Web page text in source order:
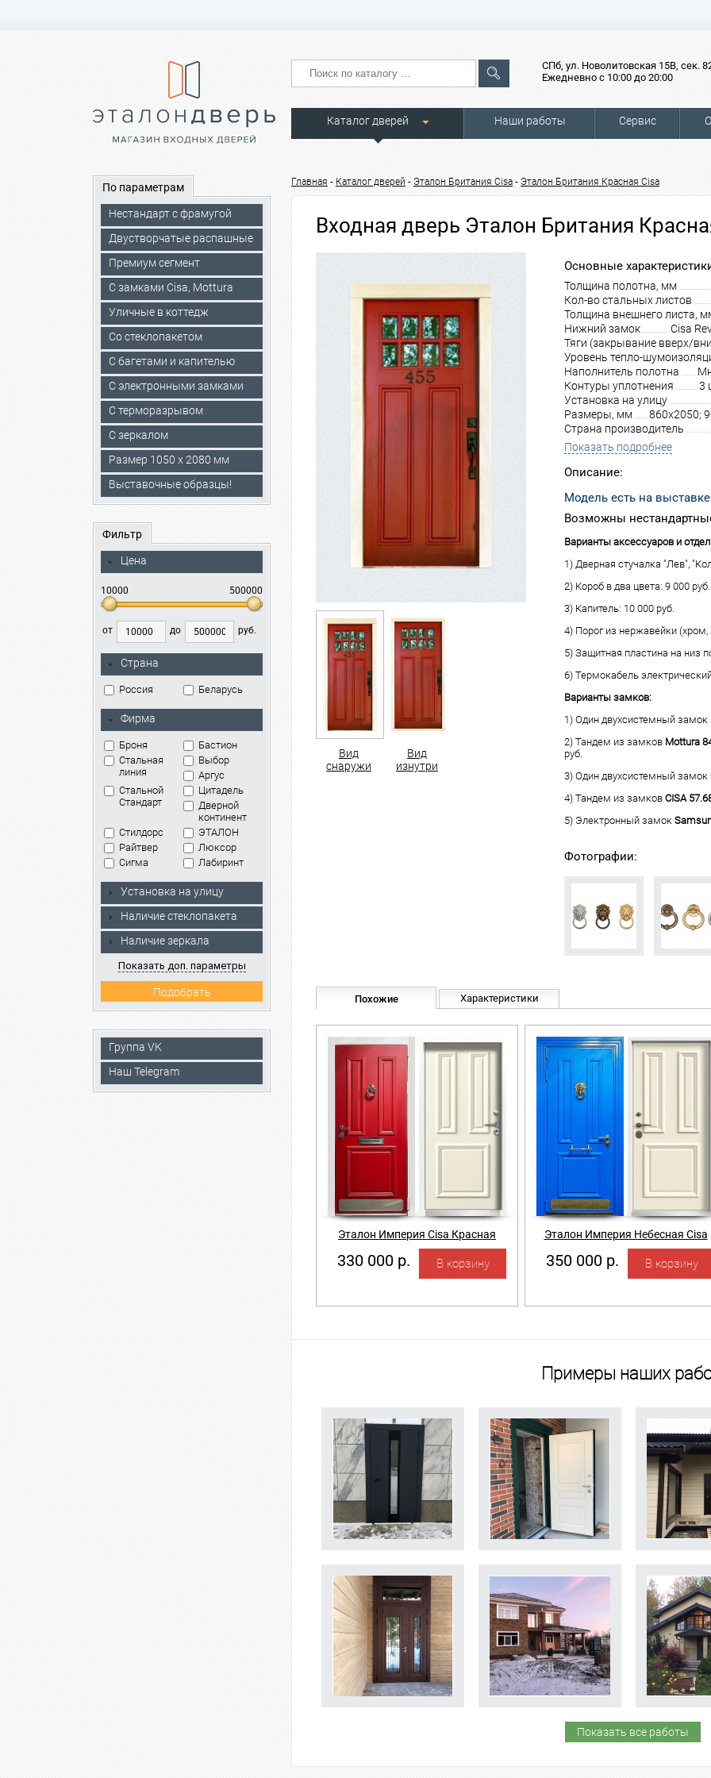
СПб, ул. Новолитовская 15В, сек.
Ежедневно с 10:00 до 20:00
Каталог дверей Наши работы Сервис
По параметрам
Нестандарт с фрамугой
Двустворчатые распашные
Премиум сегмент
C замками Cisa, Mottura
Уличные в коттедж
Со стеклопакетом
С багетами и капителью
C электронными замками
С терморазрывом
С зеркалом
Размер 1050 х 2080 мм
Выставочные образцы!
Фильтр
Цена
10000 500000
от до руб.
Страна
Россия Беларусь
Фирма
Броня
Бастион
Стальная
линия
Выбор
Аргус
Стальной
Стандарт
Цитадель
Дверной
континент
Стилдорс
ЭТАЛОН
Райтвер
Люксор
Сигма
Лабиринт
Установка на улицу
Наличие стеклопакета
Наличие зеркала
Показать доп. параметры
Группа VK
Наш Telegram
Главная - Каталог дверей - Эталон Британия Cisa - Эталон Британия Красная Cisa
Входная дверь Эталон Британия
Вид
снаружи
Вид
изнутри
Основные
Толщина полотна, мм
Кол-во стальных листов
Толщина внешнего листа,
Нижний замок
Cisa
Тяги (закрывание вверх/
Уровень тепло-
Наполнитель полотна
Контуры уплотнения
3
Установка на улицу
Размеры, мм
860х2050;
Страна производитель
Показать подробнее
Описание:
Модель есть на
Возможны
Варианты аксессуаров и
1) Дверная стучалка "Лев",
2) Короб в два цвета: 9 000 руб.
3) Капитель: 10 000 руб.
4) Порог из нержавейки (хром,
5) Защитная пластина на низ
6) Термокабель
Варианты замков:
1) Один двухсистемный замок
2) Тандем из замков Mottura
руб.
3) Один двухсистемный замок
4) Тандем из замков CISA
5) Электронный замок
Фотографии:
Похожие Характеристики
Эталон Империя Cisa Красная
330 000 р.
Эталон Империя Небесная Cisa
350 000 р.
Примеры наших
Показать все работы